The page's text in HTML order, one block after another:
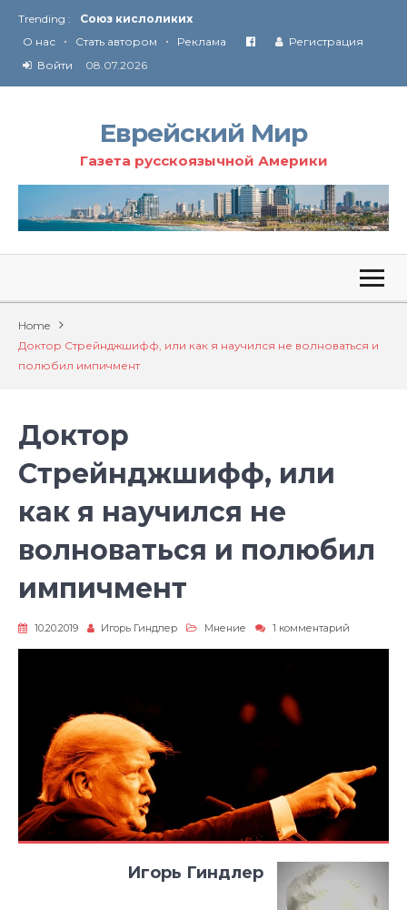
Trending :
Соглашение США с Ираном
Технология Революции в Иране
О нас • Стать автором • Реклама
Регистрация
Войти
08.07.2026
Еврейский Мир
Газета русскоязычной Америки
Home
Доктор Стрейнджшифф, или как я научился не волноваться и
полюбил импичмент
Доктор
Стрейнджшифф, или
как я научился не
волноваться и полюбил
импичмент
10.20.2019 Игорь Гиндлер Мнение 1 комментарий
полюбил
Игорь Гиндлер